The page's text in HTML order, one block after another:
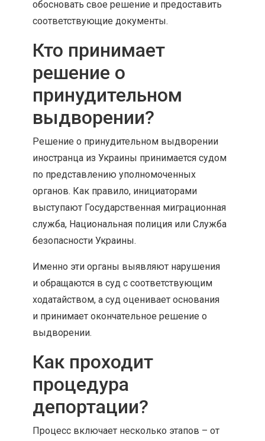
обосновать свое решение и предоставить
соответствующие документы.
Кто принимает
решение о
принудительном
выдворении?
Решение о принудительном выдворении
иностранца из Украины принимается судом
по представлению уполномоченных
органов. Как правило, инициаторами
выступают Государственная миграционная
служба, Национальная полиция или Служба
безопасности Украины.
Именно эти органы выявляют нарушения
и обращаются в суд с соответствующим
ходатайством, а суд оценивает основания
и принимает окончательное решение о
выдворении.
Как проходит
процедура
депортации?
Процесс включает несколько этапов – от